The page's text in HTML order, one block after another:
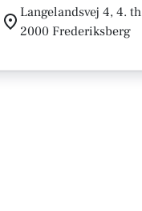
Langelandsvej 4, 4. th
2000 Frederiksberg